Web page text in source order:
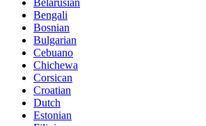
Bengali
Bosnian
Bulgarian
Cebuano
Chichewa
Corsican
Croatian
Dutch
Estonian